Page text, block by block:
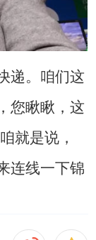
。咱们这
您瞅瞅，这
就是说，
连线一下锦